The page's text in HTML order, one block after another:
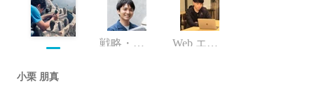
戦略・共創プランニングチーム Web エンジニア
小栗 朋真